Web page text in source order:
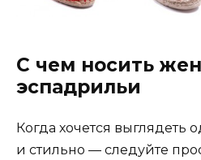
С чем носить
эспадрильи
Когда хочется выглядеть
и стильно — следуйте